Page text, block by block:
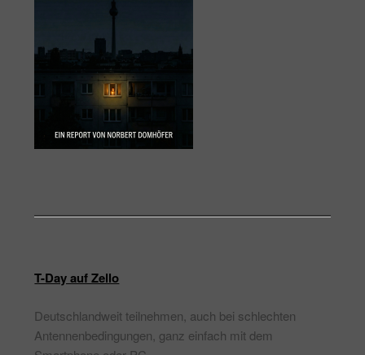
T-Day auf Zello
Deutschlandweit teilnehmen, auch bei schlechten
Antennenbedingungen, ganz einfach mit dem